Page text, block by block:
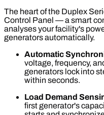
The heart of the Duplex
Control Panel — a smart
analyses your facility's
generators automatically.
Automatic
voltage, frequency,
generators lock into
within seconds.
Load Demand
first generator's